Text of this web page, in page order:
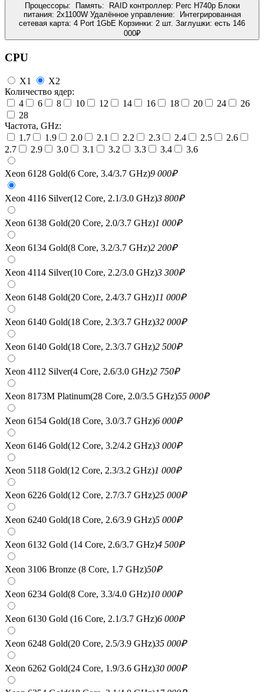
Процессоры: Память: RAID контроллер: Perc H740p Блоки
питания: 2x1100W Удалённое управление:
Интегрированная
сетевая карта: 4 Port 1GbE Корзинки: 2 шт. Заглушки: есть 146
000₽
CPU
X1
X2
Количество ядер:
4
6 8 10 12 14 16 18 20 24
26
28
Частота, GHz:
1.7
1.9 2.0 2.1 2.2 2.3 2.4 2.5
2.6
2.7
2.9 3.0 3.1 3.2 3.3 3.4 3.6
Xeon 6128 Gold(6 Core, 3.4/3.7 GHz)9 000₽
Xeon 4116 Silver(12 Core, 2.1/3.0 GHz)3 800₽
Xeon 6138 Gold(20 Core, 2.0/3.7 GHz)1 000₽
Xeon 6134 Gold(8 Core, 3.2/3.7 GHz)2 200₽
Xeon 4114 Silver(10 Core, 2.2/3.0 GHz)3 300₽
Xeon 6148 Gold(20 Core, 2.4/3.7 GHz)11 000₽
Xeon 6140 Gold(18 Core, 2.3/3.7 GHz)32 000₽
Xeon 6140 Gold(18 Core, 2.3/3.7 GHz)2 500₽
Xeon 4112 Silver(4 Core, 2.6/3.0 GHz)2 750₽
Xeon 8173M Platinum(28 Core, 2.0/3.5 GHz)55 000₽
Xeon 6154 Gold(18 Core, 3.0/3.7 GHz)6 000₽
Xeon 6146 Gold(12 Core, 3.2/4.2 GHz)3 000₽
Xeon 5118 Gold(12 Core, 2.3/3.2 GHz)1 000₽
Xeon 6226 Gold(12 Core, 2.7/3.7 GHz)25 000₽
Xeon 6240 Gold(18 Core, 2.6/3.9 GHz)5 000₽
Xeon 6132 Gold (14 Core, 2.6/3.7 GHz)4 500₽
Xeon 3106 Bronze (8 Core, 1.7 GHz)50₽
Xeon 6234 Gold(8 Core, 3.3/4.0 GHz)10 000₽
Xeon 6130 Gold (16 Core, 2.1/3.7 GHz)6 000₽
Xeon 6248 Gold(20 Core, 2.5/3.9 GHz)35 000₽
Xeon 6262 Gold(24 Core, 1.9/3.6 GHz)30 000₽